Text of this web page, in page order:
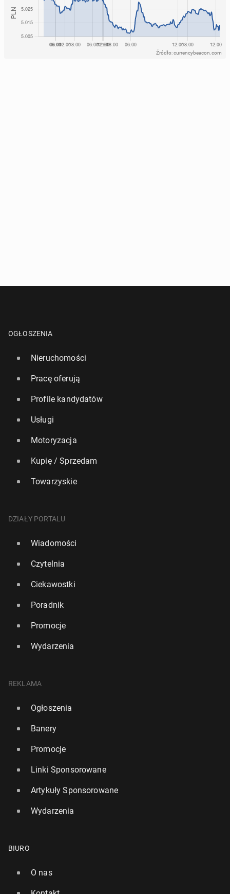
Źródło: currencybeacon.com
OGŁOSZENIA
Nieruchomości
Pracę oferują
Profile kandydatów
Usługi
Motoryzacja
Kupię / Sprzedam
Towarzyskie
DZIAŁY PORTALU
Wiadomości
Czytelnia
Ciekawostki
Poradnik
Promocje
Wydarzenia
REKLAMA
Ogłoszenia
Banery
Promocje
Linki Sponsorowane
Artykuły Sponsorowane
Wydarzenia
BIURO
O nas